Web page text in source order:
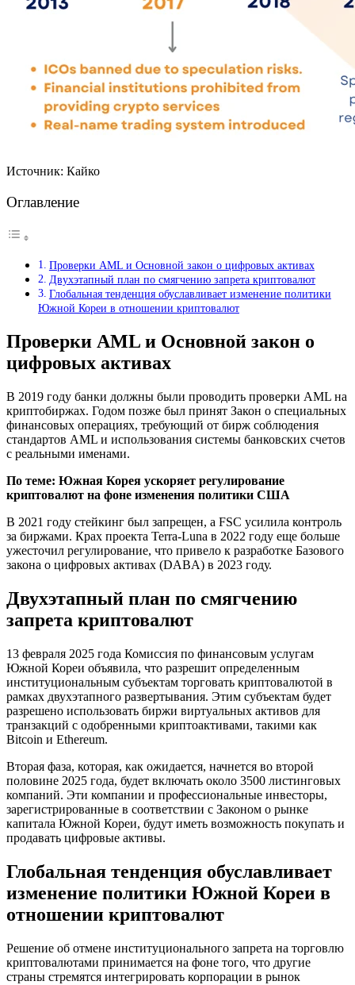
Источник: Кайко
Оглавление
Проверки AML и Основной закон о цифровых активах
Двухэтапный план по смягчению запрета криптовалют
Глобальная тенденция обуславливает изменение политики
Южной Кореи в отношении криптовалют
Проверки AML и Основной закон о
цифровых активах
В 2019 году банки должны были проводить проверки AML на
криптобиржах. Годом позже был принят Закон о специальных
финансовых операциях, требующий от бирж соблюдения
стандартов AML и использования системы банковских счетов
с реальными именами.
По теме: Южная Корея ускоряет регулирование
криптовалют на фоне изменения политики США
В 2021 году стейкинг был запрещен, а FSC усилила контроль
за биржами. Крах проекта Terra-Luna в 2022 году еще больше
ужесточил регулирование, что привело к разработке Базового
закона о цифровых активах (DABA) в 2023 году.
Двухэтапный план по смягчению
запрета криптовалют
13 февраля 2025 года Комиссия по финансовым услугам
Южной Кореи объявила, что разрешит определенным
институциональным субъектам торговать криптовалютой в
рамках двухэтапного развертывания. Этим субъектам будет
разрешено использовать биржи виртуальных активов для
транзакций с одобренными криптоактивами, такими как
Bitcoin и Ethereum.
Вторая фаза, которая, как ожидается, начнется во второй
половине 2025 года, будет включать около 3500 листинговых
компаний. Эти компании и профессиональные инвесторы,
зарегистрированные в соответствии с Законом о рынке
капитала Южной Кореи, будут иметь возможность покупать и
продавать цифровые активы.
Глобальная тенденция обуславливает
изменение политики Южной Кореи в
отношении криптовалют
Решение об отмене институционального запрета на торговлю
криптовалютами принимается на фоне того, что другие
страны стремятся интегрировать корпорации в рынок